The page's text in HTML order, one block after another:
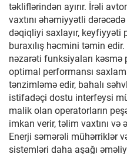
təkliflərindən ayırır. İrəli
vaxtını əhəmiyyətli
dəqiqliyi saxlayır, keyfiyyəti
buraxılış həcmini təmin
nəzarəti funksiyaları
optimal performansı
tənzimləmə edir, bahalı
istifadəçi dostu interfeysi
malik olan operatorların
imkan verir, təlim vaxtını və
Enerji səmərəli mühərriklər
sistemləri daha aşağı